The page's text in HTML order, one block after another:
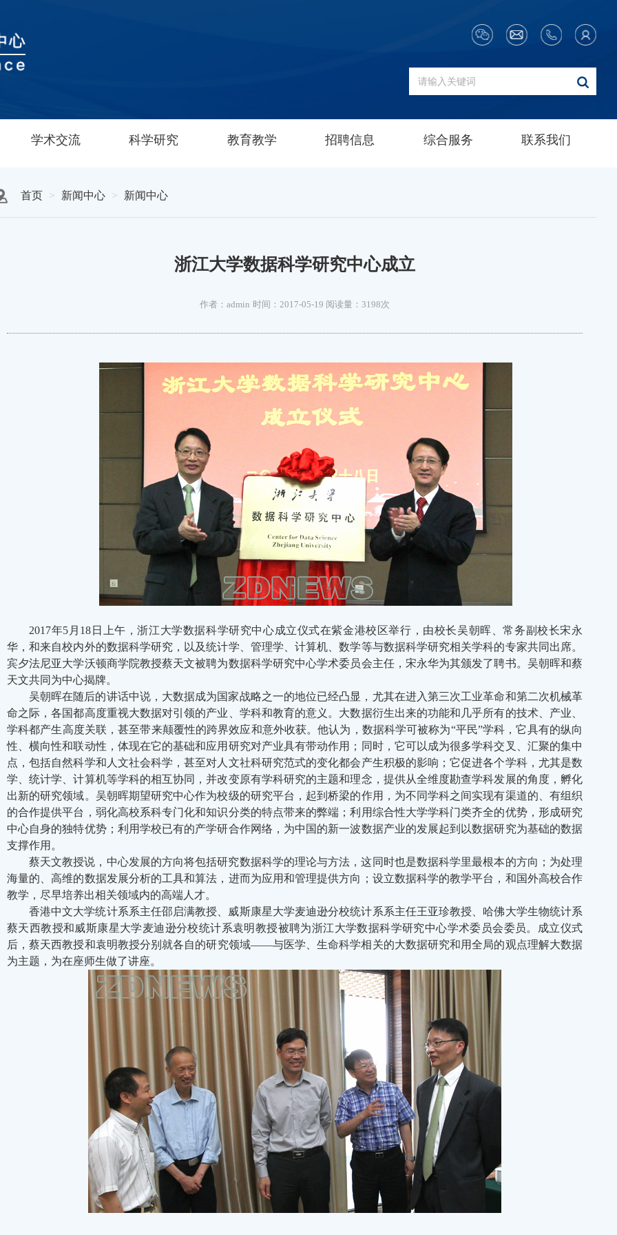
学术交流 科学研究 教育教学 招聘信息 综合服务 联系我们
首页 新闻中心 新闻中心
浙江大学数据科学研究中心成立
作者：admin 时间：2017-05-19 阅读量：3198次
2017年5月18日上午，浙江大学数据科学研究中心成立仪式在紫金港校区举行，由校长吴朝晖、常务副校长宋永
华，和来自校内外的数据科学研究，以及统计学、管理学、计算机、数学等与数据科学研究相关学科的专家共同出席。
宾夕法尼亚大学沃顿商学院教授蔡天文被聘为数据科学研究中心学术委员会主任，宋永华为其颁发了聘书。吴朝晖和蔡
天文共同为中心揭牌。
吴朝晖在随后的讲话中说，大数据成为国家战略之一的地位已经凸显，尤其在进入第三次工业革命和第二次机械革
命之际，各国都高度重视大数据对引领的产业、学科和教育的意义。大数据衍生出来的功能和几乎所有的技术、产业、
学科都产生高度关联，甚至带来颠覆性的跨界效应和意外收获。他认为，数据科学可被称为“平民”学科，它具有的纵向
性、横向性和联动性，体现在它的基础和应用研究对产业具有带动作用；同时，它可以成为很多学科交叉、汇聚的集中
点，包括自然科学和人文社会科学，甚至对人文社科研究范式的变化都会产生积极的影响；它促进各个学科，尤其是数
学、统计学、计算机等学科的相互协同，并改变原有学科研究的主题和理念，提供从全维度勘查学科发展的角度，孵化
出新的研究领域。吴朝晖期望研究中心作为校级的研究平台，起到桥梁的作用，为不同学科之间实现有渠道的、有组织
的合作提供平台，弱化高校系科专门化和知识分类的特点带来的弊端；利用综合性大学学科门类齐全的优势，形成研究
中心自身的独特优势；利用学校已有的产学研合作网络，为中国的新一波数据产业的发展起到以数据研究为基础的数据
支撑作用。
蔡天文教授说，中心发展的方向将包括研究数据科学的理论与方法，这同时也是数据科学里最根本的方向；为处理
海量的、高维的数据发展分析的工具和算法，进而为应用和管理提供方向；设立数据科学的教学平台，和国外高校合作
教学，尽早培养出相关领域内的高端人才。
香港中文大学统计系系主任邵启满教授、威斯康星大学麦迪逊分校统计系系主任王亚珍教授、哈佛大学生物统计系
蔡天西教授和威斯康星大学麦迪逊分校统计系袁明教授被聘为浙江大学数据科学研究中心学术委员会委员。成立仪式
后，蔡天西教授和袁明教授分别就各自的研究领域——与医学、生命科学相关的大数据研究和用全局的观点理解大数据
为主题，为在座师生做了讲座。